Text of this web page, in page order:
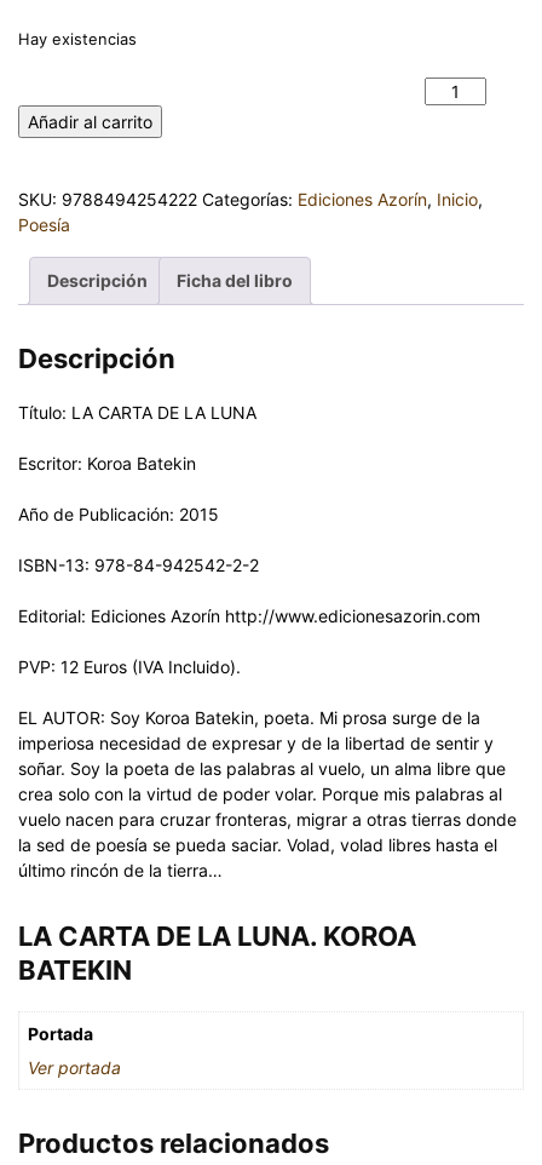
Hay existencias
Añadir al carrito
SKU: 9788494254222 Categorías: Ediciones Azorín, Inicio,
Poesía
Descripción Ficha del libro
Descripción
Título: LA CARTA DE LA LUNA
Escritor: Koroa Batekin
Año de Publicación: 2015
ISBN-13: 978-84-942542-2-2
Editorial: Ediciones Azorín http://www.edicionesazorin.com
PVP: 12 Euros (IVA Incluido).
EL AUTOR: Soy Koroa Batekin, poeta. Mi prosa surge de la
imperiosa necesidad de expresar y de la libertad de sentir y
soñar. Soy la poeta de las palabras al vuelo, un alma libre que
crea solo con la virtud de poder volar. Porque mis palabras al
vuelo nacen para cruzar fronteras, migrar a otras tierras donde
la sed de poesía se pueda saciar. Volad, volad libres hasta el
último rincón de la tierra…
LA CARTA DE LA LUNA. KOROA
BATEKIN
Portada
Ver portada
Productos relacionados